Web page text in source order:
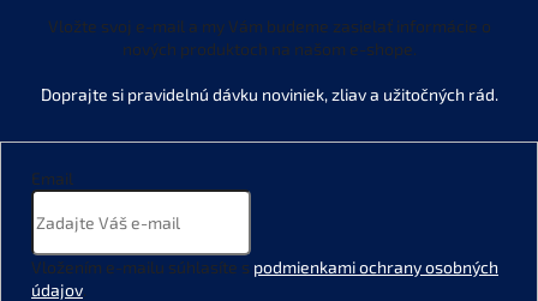
Vložte svoj e-mail a my Vám budeme zasielať informácie o
nových produktoch na našom e-shope.
Email
Vložením e-mailu súhlasíte s podmienkami ochrany osobných
údajov.